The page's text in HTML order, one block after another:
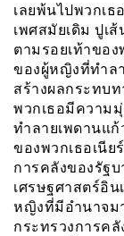
เลยพ้นไปพวกเ
เพศสมัยเดิม ปูเ
ตามรอยเท้าของ
ของผู้หญิงที่ทำล
สร้างผลกระทบ
พวกเธอมีความ
ทำลายเพดานแ
ของพวกเธอเนีย
การคลังของรัฐบ
เศรษฐศาสตร์อิ
หญิงที่มีอำนาจม
กระทรวงการค